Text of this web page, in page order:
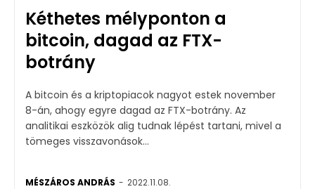
Kéthetes mélyponton a
bitcoin, dagad az FTX-
botrány
A bitcoin és a kriptopiacok nagyot estek november
8-án, ahogy egyre dagad az FTX-botrány. Az
analitikai eszközök alig tudnak lépést tartani, mivel a
tömeges visszavonások...
MÉSZÁROS ANDRÁS - 2022.11.08.